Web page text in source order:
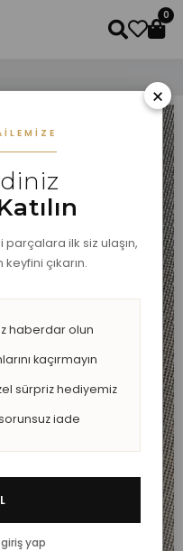
0
×
parçalara ilk siz ulaşın,
keyfini çıkarın.
haberdar olun
kaçırmayın
sürpriz hediyemiz
iade
yap